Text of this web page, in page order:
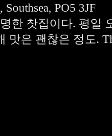
Southsea, PO5 3JF
한 찻집이다. 평일
맛은 괜찮은 정도.